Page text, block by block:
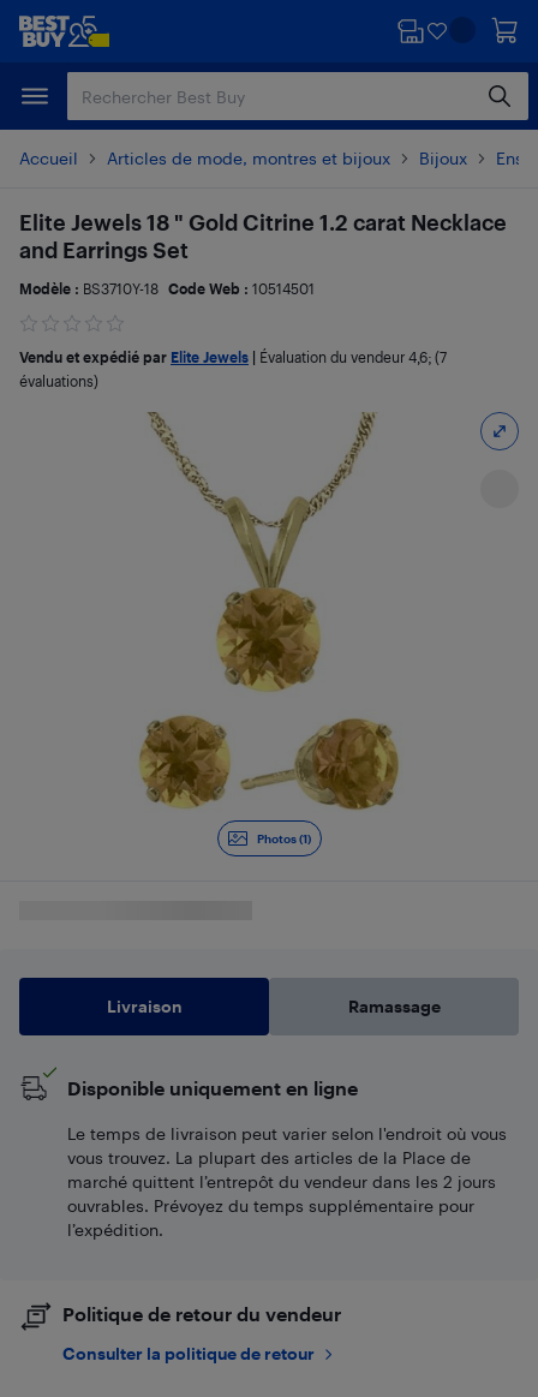
Passer
principal
Passer
Accueil Articles de mode, montres et bijoux Bijoux
Photos (1)
Elite Jewels 18 " Gold Citrine 1.2 carat Necklace
and Earrings Set
Modèle : BS3710Y-18 Code Web : 10514501
Vendu et expédié par Elite Jewels Évaluation du vendeur 4,6; (7
évaluations)
Livraison Ramassage
Disponible uniquement en ligne
Le temps de livraison peut varier selon l'endroit où vous
vous trouvez. La plupart des articles de la Place de
marché quittent l’entrepôt du vendeur dans les 2 jours
ouvrables. Prévoyez du temps supplémentaire pour
l’expédition.
Politique de retour du vendeur
Consulter la politique de retour